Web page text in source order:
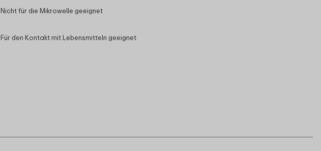
Nicht für die Mikrowelle geeignet
Für den Kontakt mit Lebensmitteln geeignet